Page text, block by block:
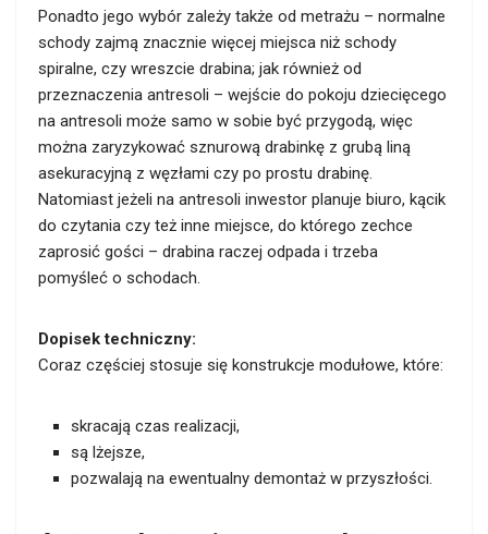
Ponadto jego wybór zależy także od metrażu – normalne
schody zajmą znacznie więcej miejsca niż schody
spiralne, czy wreszcie drabina; jak również od
przeznaczenia antresoli – wejście do pokoju dziecięcego
na antresoli może samo w sobie być przygodą, więc
można zaryzykować sznurową drabinkę z grubą liną
asekuracyjną z węzłami czy po prostu drabinę.
Natomiast jeżeli na antresoli inwestor planuje biuro, kącik
do czytania czy też inne miejsce, do którego zechce
zaprosić gości – drabina raczej odpada i trzeba
pomyśleć o schodach.
Dopisek techniczny:
Coraz częściej stosuje się konstrukcje modułowe, które:
skracają czas realizacji,
są lżejsze,
pozwalają na ewentualny demontaż w przyszłości.